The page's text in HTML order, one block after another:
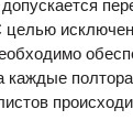
допускается
целью
каждые